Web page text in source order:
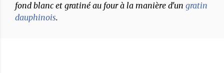
fond blanc et gratiné au four à la manière d'un gratin
dauphinois.